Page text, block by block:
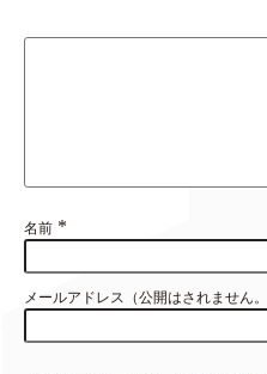
名前 *
メールアドレス（公開はされません。